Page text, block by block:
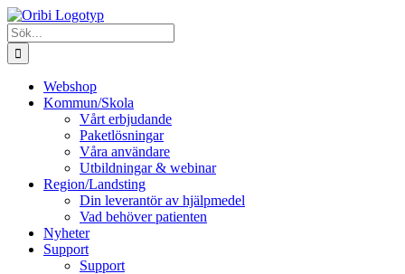
Fortsätt
till
innehållet
Sök
efter:
Webshop
Kommun/Skola
Vårt erbjudande
Paketlösningar
Våra användare
Utbildningar & webinar
Region/Landsting
Din leverantör av hjälpmedel
Vad behöver patienten
Nyheter
Support
Support